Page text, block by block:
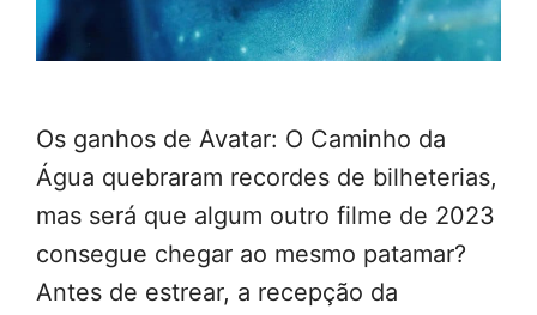
Os ganhos de Avatar: O Caminho da
Água quebraram recordes de bilheterias,
mas será que algum outro filme de 2023
consegue chegar ao mesmo patamar?
Antes de estrear, a recepção da